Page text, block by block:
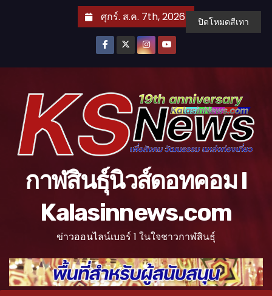
ศุกร์. ส.ค. 7th, 2026
กาฬสินธุ์นิวส์ดอทคอม l
Kalasinnews.com
ข่าวออนไลน์เบอร์ 1 ในใจชาวกาฬสินธุ์
ปิดโหมดสีเทา